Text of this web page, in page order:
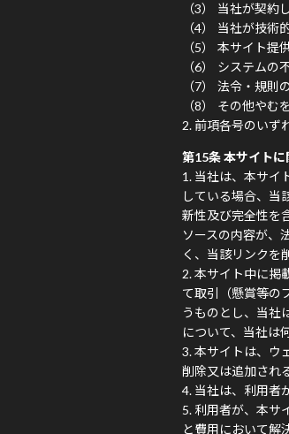
当社が契約
当社が技術
本サイト提
システムの
法令・規則
その他やむ
前項各号のいず
第15条 本サイト
当社は、本サイ
している場合、当
新性及び完全性を
ソースの内容が、
く、当該リンクを
本サイト中に掲
て取引（懸賞等の
うものとし、当社
について、当社は
本サイトは、ウ
削除又は追加され
当社は、利用者
利用者が、本サ
と費用において解